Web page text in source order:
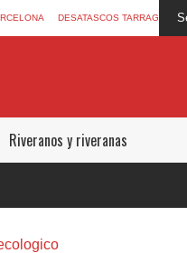
DESATASCOS TARRAGONA
Riveranos y riveranas